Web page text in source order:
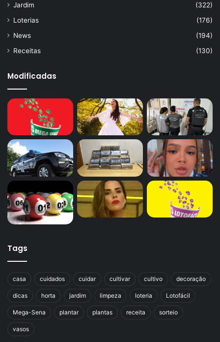
Jardim
(322)
Loterias
(176)
News
(194)
Receitas
(130)
Modificadas
Tags
casa cuidados cuidar cultivar cultivo decoração
dicas horta jardim limpeza loteria Lotofácil
Mega-Sena plantar plantas receita sorteio
vasos